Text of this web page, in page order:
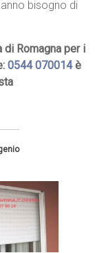
bisogno di
di Romagna per i
0544 070014è